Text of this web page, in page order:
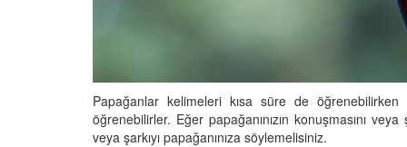
Papağanlar kelimeleri kısa süre de
öğrenebilirler. Eğer papağanınızın konuşmasını
veya şarkıyı papağanınıza söylemelisiniz.